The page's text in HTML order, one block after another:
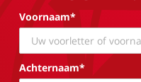
Voornaam*
Achternaam*